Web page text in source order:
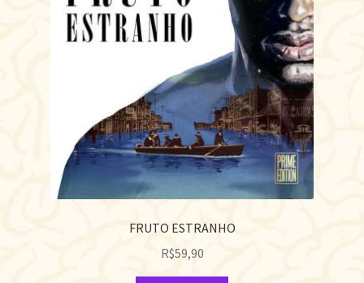
FRUTO ESTRANHO
R$59,90